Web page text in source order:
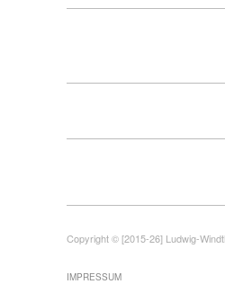
Copyright © [2015-26] Ludwig-
IMPRESSUM